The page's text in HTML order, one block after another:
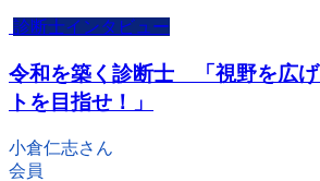
診断士インタビュー
令和を築く診断士 「視野を広げ
トを目指せ！」
小倉仁志さん
会員